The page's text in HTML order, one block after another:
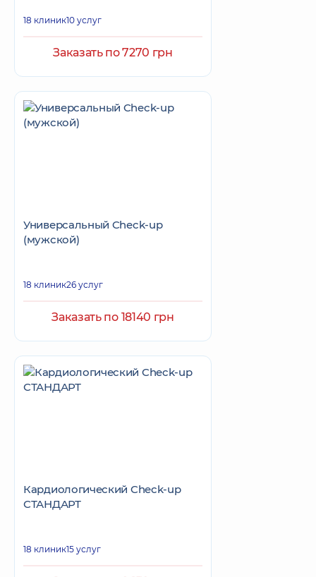
18 клиник10 услуг
Заказать по 7270 грн
Универсальный Check-up
(мужской)
18 клиник26 услуг
Заказать по 18140 грн
Кардиологический Check-up
СТАНДАРТ
18 клиник15 услуг